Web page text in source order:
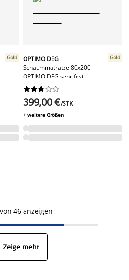
Gold
OPTIMO DEG
Schaummatratze 80x200
OPTIMO DEG sehr fest
Gold






399,00 €/STK
+ weitere Größen
46 anzeigen
Zeige mehr